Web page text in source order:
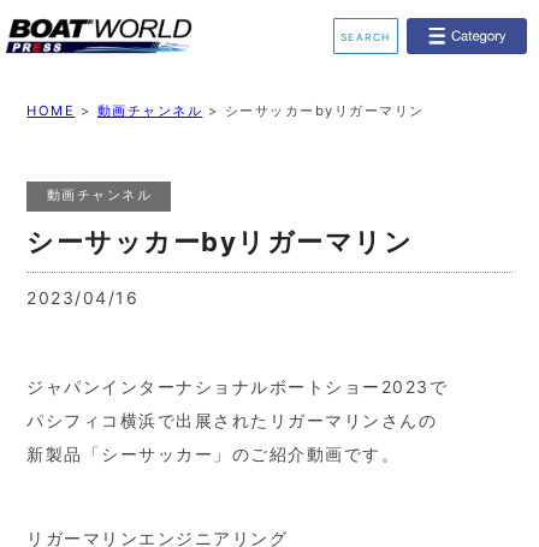
SEARCH
業界ニュース イベント情報
HOME > 動画チャンネル > シーサッカーbyリガーマリン
動画チャンネル
シーサッカーbyリガーマリン
2023/04/16
ジャパンインターナショナルボートショー2023で
パシフィコ横浜で出展されたリガーマリンさんの
新製品「シーサッカー」のご紹介動画です。
リガーマリンエンジニアリング